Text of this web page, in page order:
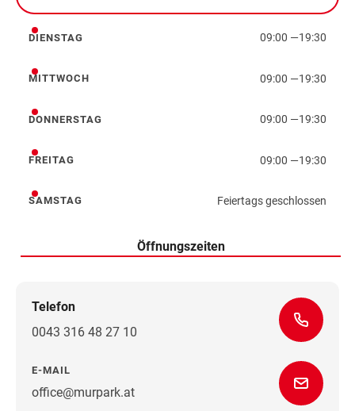
Dienstag
DIENSTAG 09:00 —19:30
Mittwoch
MITTWOCH 09:00 —19:30
Donnerstag
DONNERSTAG 09:00 —19:30
Freitag
FREITAG 09:00 —19:30
Samstag
SAMSTAG Feiertags geschlossen
Öffnungszeiten
Telefon
0043 316 48 27 10
E-MAIL
office@murpark.at